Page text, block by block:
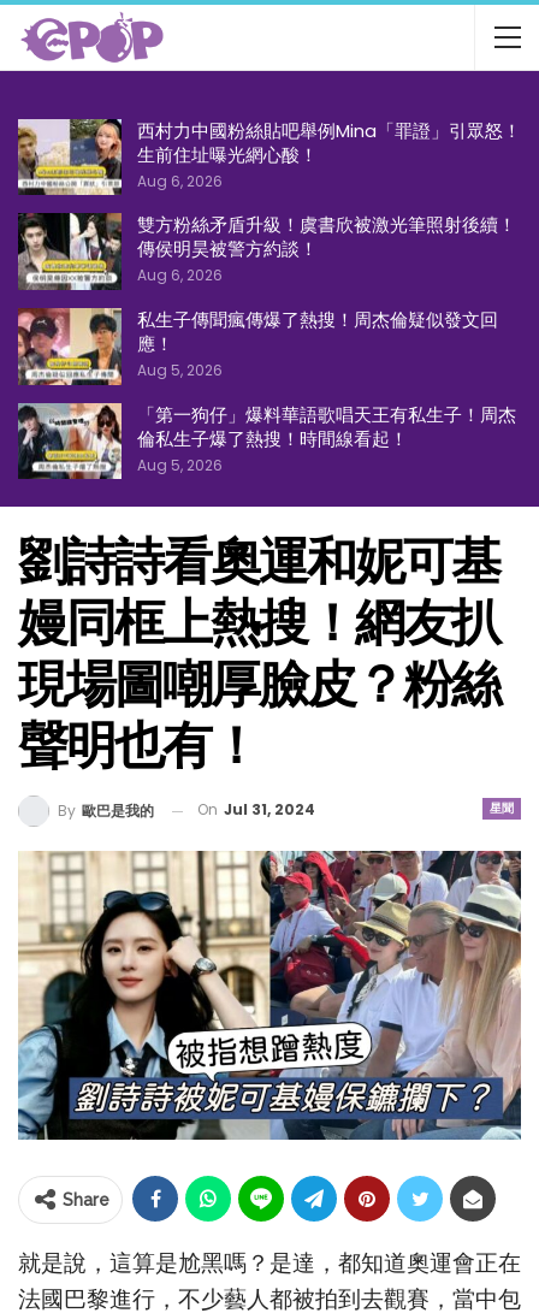
西村力中國粉絲貼吧舉例Mina「罪證」引眾怒！
生前住址曝光網心酸！
Aug 6, 2026
雙方粉絲矛盾升級！虞書欣被激光筆照射後續！
傳侯明昊被警方約談！
Aug 6, 2026
私生子傳聞瘋傳爆了熱搜！周杰倫疑似發文回
應！
Aug 5, 2026
「第一狗仔」爆料華語歌唱天王有私生子！周杰
倫私生子爆了熱搜！時間線看起！
Aug 5, 2026
劉詩詩看奧運和妮可基
嫚同框上熱搜！網友扒
現場圖嘲厚臉皮？粉絲
聲明也有！
星聞
By 歐巴是我的 On Jul 31, 2024
Share
就是說，這算是尬黑嗎？是達，都知道奧運會正在
法國巴黎進行，不少藝人都被拍到去觀賽，當中包